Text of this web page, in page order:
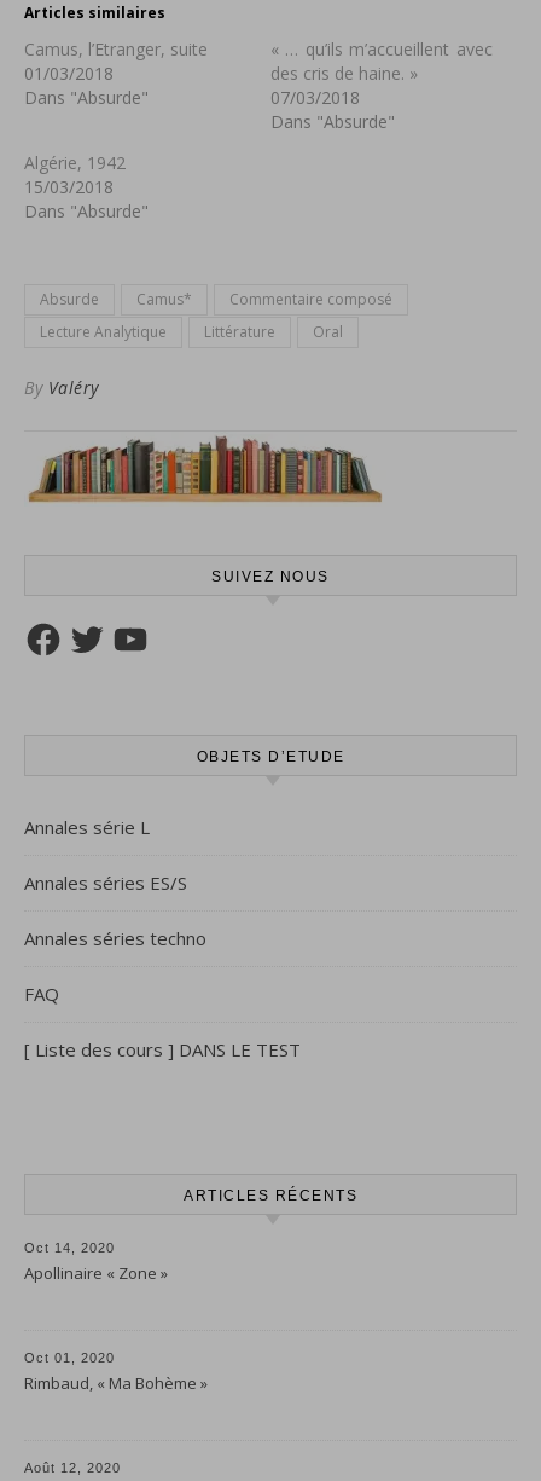
Articles similaires
Camus, l’Etranger, suite
01/03/2018
Dans "Absurde"
« … qu’ils m’accueillent avec
des cris de haine. »
07/03/2018
Dans "Absurde"
Algérie, 1942
15/03/2018
Dans "Absurde"
Absurde Camus*
Commentaire composé
Lecture Analytique
Littérature Oral
By Valéry
SUIVEZ NOUS
FacebookTwitterYouTube
OBJETS D’ETUDE
Annales série L
Annales séries ES/S
Annales séries techno
FAQ
[ Liste des cours ] DANS LE TEST
ARTICLES RÉCENTS
Oct 14, 2020
Apollinaire « Zone »
Oct 01, 2020
Rimbaud, « Ma Bohème »
Août 12, 2020